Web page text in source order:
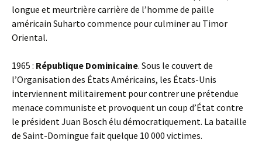
longue et meurtrière carrière de l’homme de paille
américain Suharto commence pour culminer au Timor
Oriental.
1965 : République Dominicaine. Sous le couvert de
l’Organisation des États Américains, les États-Unis
interviennent militairement pour contrer une prétendue
menace communiste et provoquent un coup d’État contre
le président Juan Bosch élu démocratiquement. La bataille
de Saint-Domingue fait quelque 10 000 victimes.